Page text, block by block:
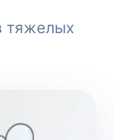
тяжелых